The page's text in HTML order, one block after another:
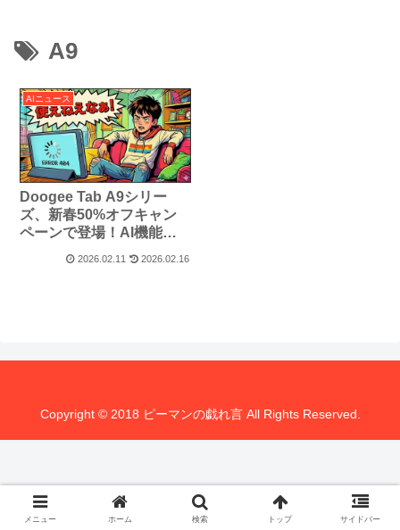
A9
AIニュース
Doogee Tab A9シリー
ズ、新春50%オフキャン
ペーンで登場！AI機能搭
特別価格に
2026.02.11 2026.02.16
Copyright © 2018 ピーマンの戯れ言 All Rights Reserved.
メニュー ホーム 検索 トップ サイドバー